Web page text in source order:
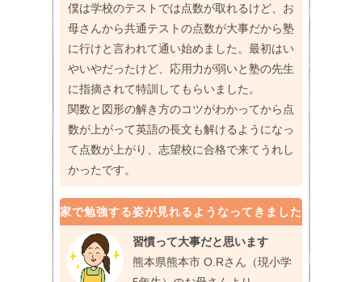
僕は学校のテストでは点数が取れるけど、お
母さんから共通テストの点数が大事だから塾
に行けと言われて通い始めました。最初はい
やいやだったけど、応用力が弱いと塾の先生
に指摘されて特訓してもらいました。
関数と図形の解き方のコツがわかってから点
数が上がって英語の長文も解けるようになっ
て点数が上がり、志望校に合格で来てうれし
かったです。
家で勉強する姿が見れるようなってきました
習慣って大事だと思います
熊本県熊本市 O.Rさん（現小学